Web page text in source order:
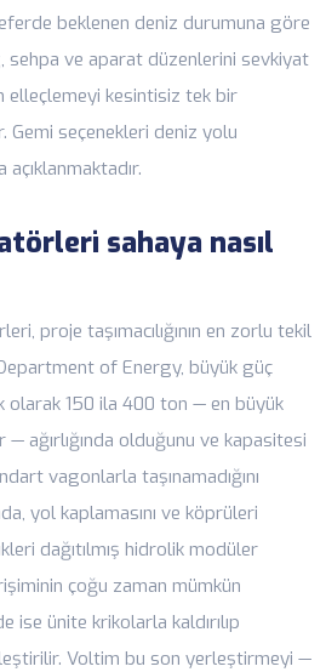
beklenen deniz durumuna göre
sehpa ve aparat düzenlerini sevkiyat
elleçlemeyi kesintisiz tek bir
Gemi seçenekleri deniz yolu
açıklanmaktadır.
sahaya nasıl
proje taşımacılığının en zorlu tekil
of Energy, büyük güç
150 ila 400 ton — en büyük
ağırlığında olduğunu ve kapasitesi
vagonlarla taşınamadığını
yol kaplamasını ve köprüleri
dağıtılmış hidrolik modüler
çoğu zaman mümkün
ise ünite krikolarla kaldırılıp
Voltim bu son yerleştirmeyi —